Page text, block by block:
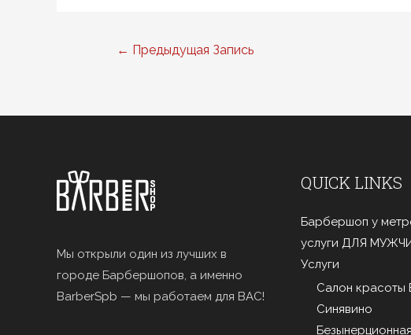
Навигация
← Предыдущая Запись
Мы открыли один из лучших в
городе Барбершопов, а именно
BarberSpb — мы работаем для ВАС!
QUICK LINKS
Барбершоп у
услуги ДЛЯ
Услуги
Салон красоты
Синявино